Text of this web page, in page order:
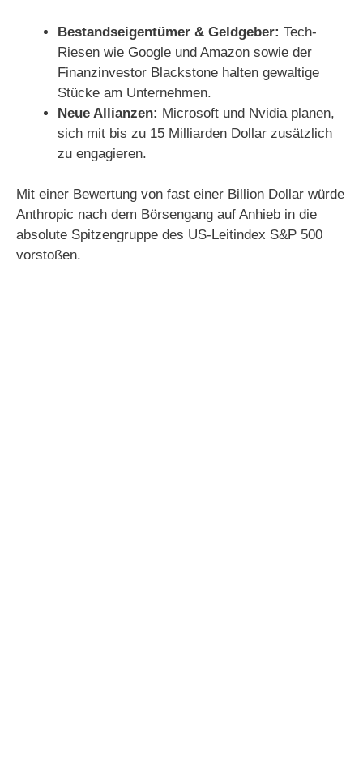
Bestandseigentümer & Geldgeber: Tech-
Riesen wie Google und Amazon sowie der
Finanzinvestor Blackstone halten gewaltige
Stücke am Unternehmen.
Neue Allianzen: Microsoft und Nvidia planen,
sich mit bis zu 15 Milliarden Dollar zusätzlich
zu engagieren.
Mit einer Bewertung von fast einer Billion Dollar würde
Anthropic nach dem Börsengang auf Anhieb in die
absolute Spitzengruppe des US-Leitindex S&P 500
vorstoßen.